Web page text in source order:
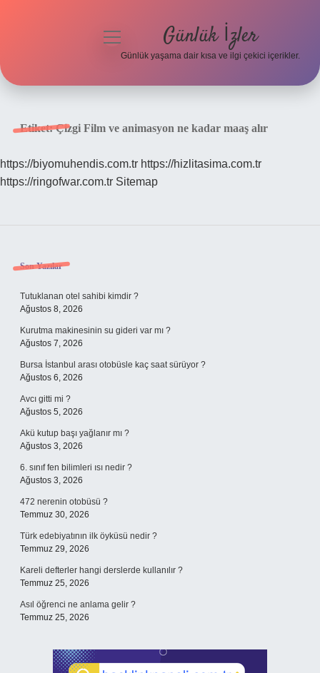
Hakkımızda
menüyü
Günlük İzler
Günlük yaşama dair kısa ve ilgi çekici içerikler.
Etiket:Çizgi Film ve animasyon ne kadar maaş alır
https://biyomuhendis.com.tr https://hizlitasima.com.tr
https://ringofwar.com.tr Sitemap
Sidebar
Son Yazılar
Tutuklanan otel sahibi kimdir ?
Ağustos 8, 2026
Kurutma makinesinin su gideri var mı ?
Ağustos 7, 2026
Bursa İstanbul arası otobüsle kaç saat sürüyor ?
Ağustos 6, 2026
Avcı gitti mi ?
Ağustos 5, 2026
Akü kutup başı yağlanır mı ?
Ağustos 3, 2026
6. sınıf fen bilimleri ısı nedir ?
Ağustos 3, 2026
472 nerenin otobüsü ?
Temmuz 30, 2026
Türk edebiyatının ilk öyküsü nedir ?
Temmuz 29, 2026
Kareli defterler hangi derslerde kullanılır ?
Temmuz 25, 2026
Asıl öğrenci ne anlama gelir ?
Temmuz 25, 2026